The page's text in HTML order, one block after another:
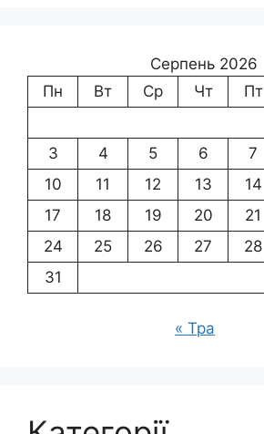
Серпень 2026
Пн
Вт Ср Чт Пт
3
4 5 6 7
10
11 12 13 14
17
18 19 20 21
24
25 26 27 28
31
« Тра